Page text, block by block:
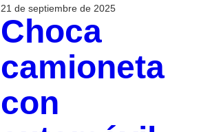
21 de septiembre de 2025
Choca
camioneta
con